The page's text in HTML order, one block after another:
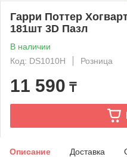
Гарри Поттер
181шт 3D Пазл
В наличии
Код: DS1010H
Розница
11 590 ₸
Описание Доставка